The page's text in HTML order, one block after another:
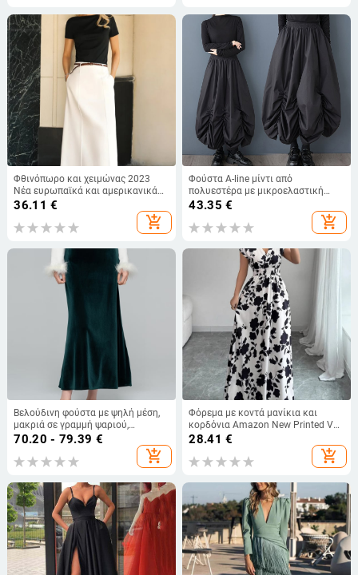
Φθινόπωρο και χειμώνας 2023
Νέα ευρωπαϊκά και αμερικανικά
διασυνοριακά γυναικεία ρούχα,
κομψή ντραπέ φούστα με ψηλή
μέση σε γραμμή Α, μοντέρνα
36.11 €
add_shopping_cart
Φούστα A-line μίντι από
πολυεστέρα με μικροελαστική
μέση και πάνελ ραφών, άνοιξη
2026, ιαπωνοκορεατικό casual
στυλ
43.35 €
add_shopping_cart
Βελούδινη φούστα με ψηλή μέση,
μακριά σε γραμμή ψαριού,
κινεζικής έμπνευσης σχέδιο
70.20 - 79.39 €
add_shopping_cart
Φόρεμα με κοντά μανίκια και
κορδόνια Amazon New Printed V
neck overback Μακρύ φόρεμα με
γυναικεία ρούχα
28.41 €
add_shopping_cart